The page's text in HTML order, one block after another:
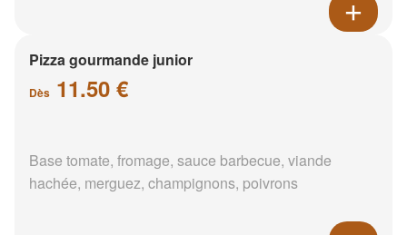
Pizza gourmande junior
Dès 11.50 €
Base tomate, fromage, sauce barbecue, viande
hachée, merguez, champignons, poivrons